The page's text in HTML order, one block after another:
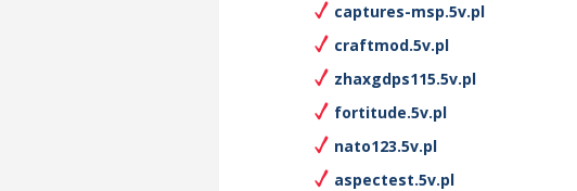
captures-msp.5v.pl
craftmod.5v.pl
zhaxgdps115.5v.pl
fortitude.5v.pl
nato123.5v.pl
aspectest.5v.pl